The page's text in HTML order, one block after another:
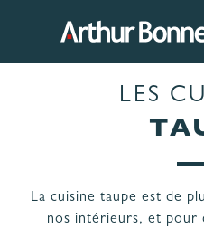
NOS MODÈLES
LES
La cuisine taupe est de
nos intérieurs, et pour